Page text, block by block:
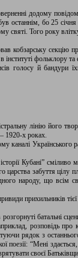
додому
останнім, бо 25 січня
святі. Того року
кобзарську секцію
фольклору та
голосу й бандури
лінію його
– 1920-х роках.
каналі Українського
Кубані” сміливо
забуття цілу
народу, що всім
прихильників
батальні
розповідь про
рядок з
“Мені
своєї